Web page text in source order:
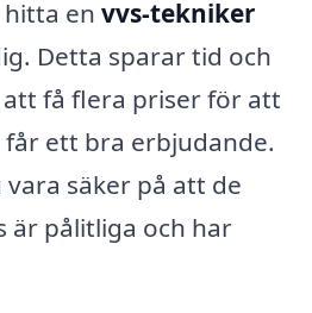
en vvs-tekniker
Detta sparar tid och
få flera priser för att
ett bra erbjudande.
säker på att de
är pålitliga och har